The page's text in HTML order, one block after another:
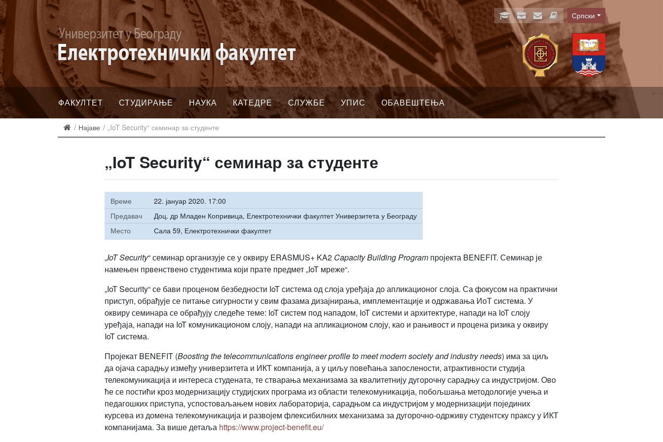
Language
Српски
ФАКУЛТЕТ СТУДИРАЊЕ НАУКА КАТЕДРЕ СЛУЖБЕ УПИС ОБАВЕШТЕЊА
Најаве „IoT Security“ семинар за студенте
„IoT Security“ семинар за студенте
Време
22. јануар 2020. 17:00
Предавач
Доц. др Младен Копривица, Електротехнички факултет Универзитета у Београду
Место
Сала 59, Електротехнички факултет
„IoT Security“ семинар организује се у оквиру ERASMUS+ KA2 Capacity Building Programпројекта BENEFIT. Семинар је
намењен првенствено студентима који прате предмет „IoT мреже“.
„IoT Security“ се бави проценом безбедности IoT система од слоја уређаја до апликационог слоја. Са фокусом на практични
приступ, обрађује се питање сигурности у свим фазама дизајнирања, имплементације и одржавања ИоТ система. У
оквиру семинара се обрађују следеће теме: IoT систем под нападом, IoT системи и архитектуре, напади на IoT слоју
уређаја, напади на IoT комуникационом слоју, напади на апликационом слоју, као и рањивост и процена ризика у оквиру
IoT система.
Пројекат BENEFIT (Boosting the telecommunications engineer profile to meet modern society and industry needs) има за циљ
да ојача сарадњу између универзитета и ИКТ компанија, а у циљу повећања запослености, атрактивности студија
телекомуникација и интереса студената, те стварања механизама за квалитетнију дугорочну сарадњу са индустријом. Ово
ће се постићи кроз модернизацију студијских програма из области телекомуникација, побољшања методологије учења и
педагошких приступа, успостоваљањем нових лабораторија, сарадњом са индустријом у модернизацији појединих
курсева из домена телекомуникација и развојем флексибилних механизама за дугорочно-одрживу студентску праксу у ИКТ
компанијама. За више детаља https://www.project-benefit.eu/